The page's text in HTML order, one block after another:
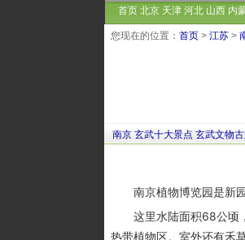
首页 北京 天津 河北 山西 内
您现在的位置： 首页 > 江苏 >
南京 玄武十大景点 玄武文物
南京植物博览园是新园
这里水陆面积68公顷，
热带植物区。室外还有禾